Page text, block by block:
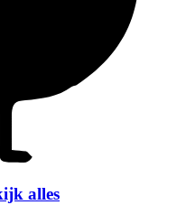
alles